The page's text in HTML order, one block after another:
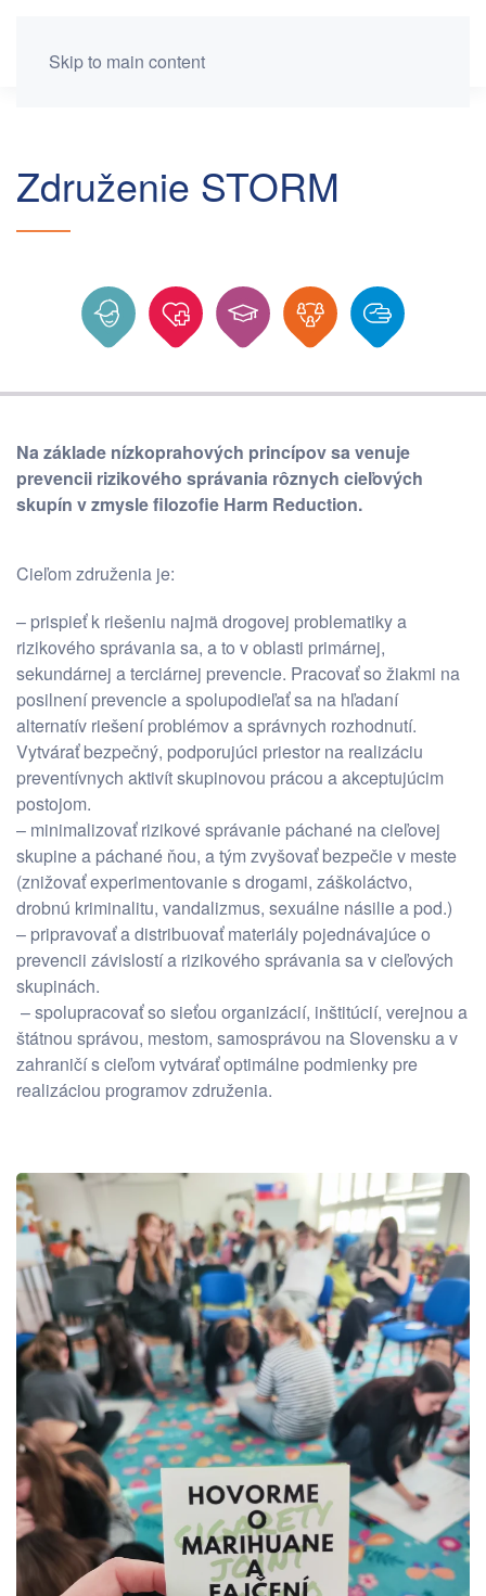
Skip to main content
Združenie STORM
Na základe nízkoprahových princípov sa venuje
prevencii rizikového správania rôznych cieľových
skupín v zmysle filozofie Harm Reduction.
Cieľom združenia je:
– prispieť k riešeniu najmä drogovej problematiky a
rizikového správania sa, a to v oblasti primárnej,
sekundárnej a terciárnej prevencie. Pracovať so žiakmi na
posilnení prevencie a spolupodieľať sa na hľadaní
alternatív riešení problémov a správnych rozhodnutí.
Vytvárať bezpečný, podporujúci priestor na realizáciu
preventívnych aktivít skupinovou prácou a akceptujúcim
postojom.
– minimalizovať rizikové správanie páchané na cieľovej
skupine a páchané ňou, a tým zvyšovať bezpečie v meste
(znižovať experimentovanie s drogami, záškoláctvo,
drobnú kriminalitu, vandalizmus, sexuálne násilie a pod.)
– pripravovať a distribuovať materiály pojednávajúce o
prevencii závislostí a rizikového správania sa v cieľových
skupinách.
– spolupracovať so sieťou organizácií, inštitúcií, verejnou a
štátnou správou, mestom, samosprávou na Slovensku a v
zahraničí s cieľom vytvárať optimálne podmienky pre
realizáciou programov združenia.